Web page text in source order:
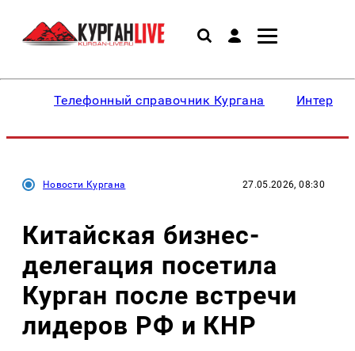
Телефонный справочник Кургана
Новости Кургана 27.05.2026, 08:30
Китайская бизнес-
делегация посетила
Курган после встречи
лидеров РФ и КНР